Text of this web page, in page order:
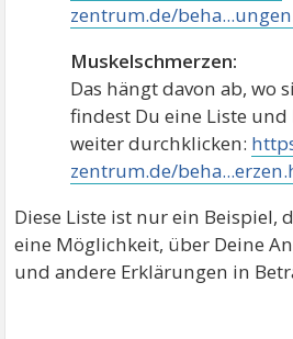
zentrum.de/
Muskelschmerzen:
Das hängt davon ab, wo
findest Du eine Liste
weiter durchklicken:
zentrum.de/
Diese Liste ist nur ein Beispiel,
eine Möglichkeit, über Deine
und andere Erklärungen in